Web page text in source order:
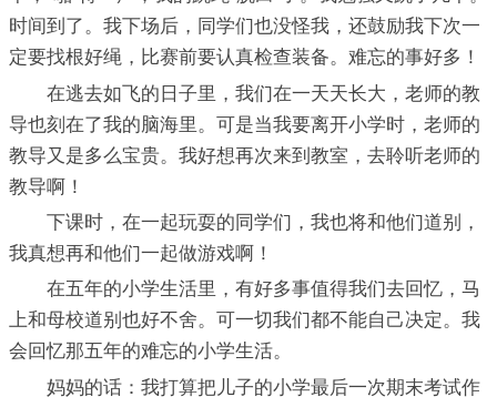
时间到了。我下场后，同学们也没怪我，还鼓励我下次一
定要找根好绳，比赛前要认真检查装备。难忘的事好多！
在逃去如飞的日子里，我们在一天天长大，老师的教
导也刻在了我的脑海里。可是当我要离开小学时，老师的
教导又是多么宝贵。我好想再次来到教室，去聆听老师的
教导啊！
下课时，在一起玩耍的同学们，我也将和他们道别，
我真想再和他们一起做游戏啊！
在五年的小学生活里，有好多事值得我们去回忆，马
上和母校道别也好不舍。可一切我们都不能自己决定。我
会回忆那五年的难忘的小学生活。
妈妈的话：我打算把儿子的小学最后一次期末考试作